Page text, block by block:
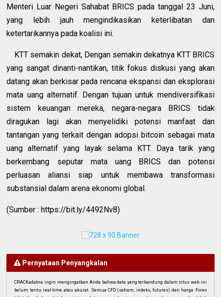
Menteri Luar Negeri Sahabat BRICS pada tanggal 23 Juni,
yang lebih jauh mengindikasikan keterlibatan dan
ketertarikannya pada koalisi ini.
KTT semakin dekat, Dengan semakin dekatnya KTT BRICS
yang sangat dinanti-nantikan, titik fokus diskusi yang akan
datang akan berkisar pada rencana ekspansi dan eksplorasi
mata uang alternatif. Dengan tujuan untuk mendiversifikasi
sistem keuangan mereka, negara-negara BRICS tidak
diragukan lagi akan menyelidiki potensi manfaat dan
tantangan yang terkait dengan adopsi bitcoin sebagai mata
uang alternatif yang layak selama KTT. Daya tarik yang
berkembang seputar mata uang BRICS dan potensi
perluasan aliansi siap untuk membawa transformasi
substansial dalam arena ekonomi global.
(Sumber : https://bit.ly/4492Nv8)
Pernyataan Penyangkalan
CRACKadabra ingin mengingatkan Anda bahwa data yang terkandung dalam situs web ini
belum tentu real-time atau akurat. Semua CFD (saham, indeks, futures) dan harga Forex